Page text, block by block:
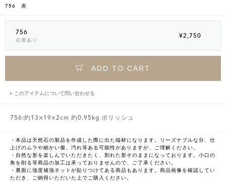
756 表
756
在庫あり
¥2,750
ADD TO CART
このアイテムについて問い合わせる
756:約13×19×2cm 約0.95kg ポリッシュ
・本品は天然石の製品を作成した際に出た端材になります。リーズナブルな分、仕
上げのムラや細かい傷、汚れ等ある可能性がありますが、ご理解ください。
・自然な形を楽しんでいただきたく、割れた形そのままになっております。小口の
角を削る等商品の加工は承っておりませんので、ご了承ください。
・裏面に強度補強ネットが貼りつけてある商品もあります。商品画像を確認してい
ただき、ご納得いただいた上でご購入ください。